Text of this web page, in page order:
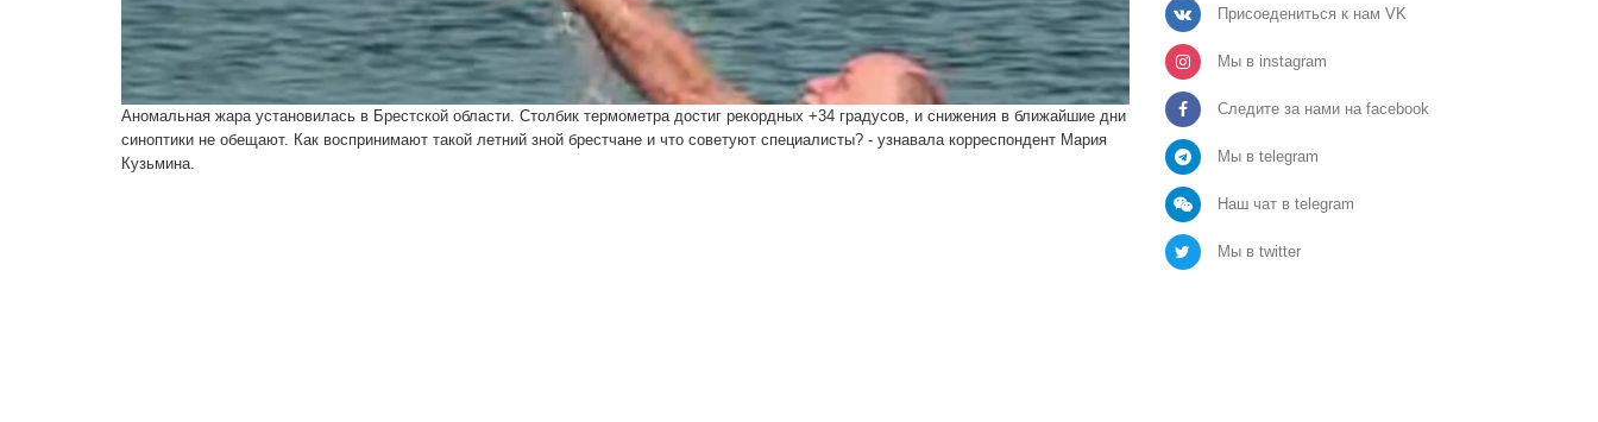
Аномальная жара установилась в Брестской области. Столбик термометра достиг рекордных +34 градусов, и снижения в ближайшие дни
синоптики не обещают. Как воспринимают такой летний зной брестчане и что советуют специалисты? - узнавала корреспондент Мария
Кузьмина.
Присоедениться к нам VK
Мы в instagram
Следите за нами на facebook
Мы в telegram
Наш чат в telegram
Мы в twitter